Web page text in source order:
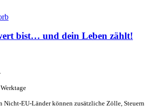
bist… und dein Leben zählt!
Nicht-EU-Länder können zusätzliche Zölle, Steuern